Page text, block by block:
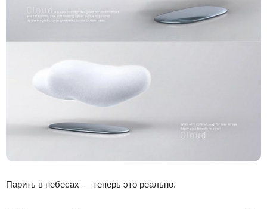
Парить в небесах — теперь это реально.